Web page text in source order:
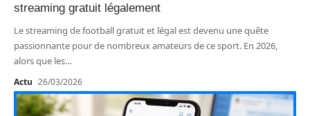
streaming gratuit légalement
Le streaming de football gratuit et légal est devenu une quête
passionnante pour de nombreux amateurs de ce sport. En 2026,
alors que les…
Actu 26/03/2026